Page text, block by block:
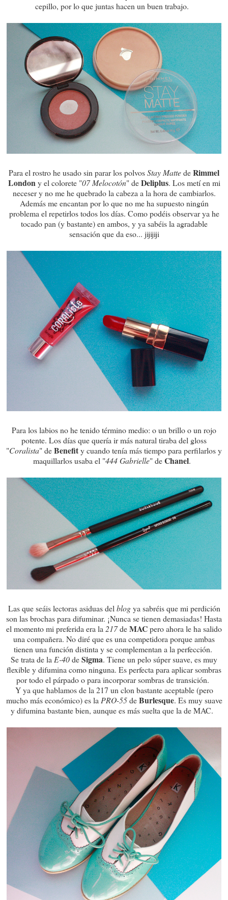
cepillo, por lo que juntas hacen un buen trabajo.
Para el rostro he usado sin parar los polvosStay MattedeRimmel
Londony el colorete "07 Melocotón" deDeliplus. Los metí en mi
neceser y no me he quebrado la cabeza a la hora de cambiarlos.
Además me encantan por lo que no me ha supuesto ningún
problema el repetirlos todos los días. Como podéis observar ya he
tocado pan (y bastante) en ambos, y ya sabéis la agradable
sensación que da eso... jijijiji
Para los labios no he tenido término medio: o un brillo o un rojo
potente. Los días que quería ir más natural tiraba del gloss
"Coralista" deBenefity cuando tenía más tiempo para perfilarlos y
maquillarlos usaba el "444 Gabrielle" deChanel.
Las que seáis lectoras asiduas delblogya sabréis que mi perdición
son las brochas para difuminar. ¡Nunca se tienen demasiadas! Hasta
el momento mi preferida era la217deMACpero ahora le ha salido
una compañera. No diré que es una competidora porque ambas
tienen una función distinta y se complementan a la perfección.
Se trata de laE-40deSigma. Tiene un pelo súper suave, es muy
flexible y difumina como ninguna. Es perfecta para aplicar sombras
por todo el párpado o para incorporar sombras de transición.
Y ya que hablamos de la 217 un clon bastante aceptable (pero
mucho más económico) es laPRO-55deBurlesque. Es muy suave
y difumina bastante bien, aunque es más suelta que la de MAC.